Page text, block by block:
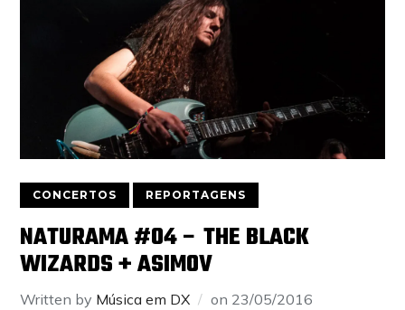
CONCERTOS REPORTAGENS
NATURAMA #04 – THE BLACK
WIZARDS + ASIMOV
Written by Música em DX on 23/05/2016